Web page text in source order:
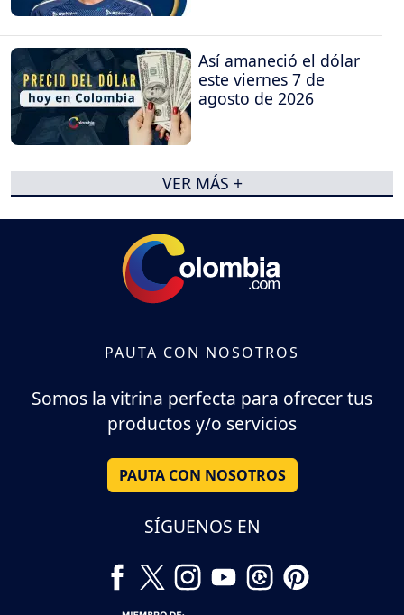
Así amaneció el dólar
este viernes 7 de
agosto de 2026
VER MÁS +
PAUTA CON NOSOTROS
Somos la vitrina perfecta para ofrecer tus
productos y/o servicios
PAUTA CON NOSOTROS
SÍGUENOS EN